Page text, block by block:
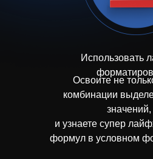
Использовать
Освоите не
комбинации
значений,
и узнаете супер
формул в условном